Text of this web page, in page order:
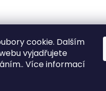
cookie. Dalším
vyjadřujete
Více informací